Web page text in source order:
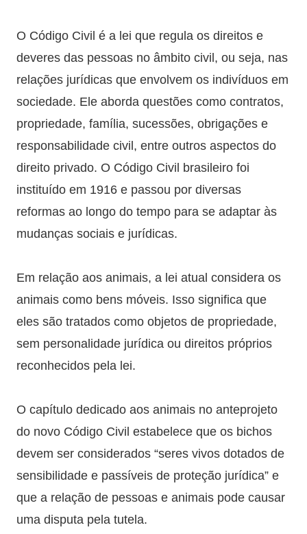
O Código Civil é a lei que regula os direitos e
deveres das pessoas no âmbito civil, ou seja, nas
relações jurídicas que envolvem os indivíduos em
sociedade. Ele aborda questões como contratos,
propriedade, família, sucessões, obrigações e
responsabilidade civil, entre outros aspectos do
direito privado. O Código Civil brasileiro foi
instituído em 1916 e passou por diversas
reformas ao longo do tempo para se adaptar às
mudanças sociais e jurídicas.
Em relação aos animais, a lei atual considera os
animais como bens móveis. Isso significa que
eles são tratados como objetos de propriedade,
sem personalidade jurídica ou direitos próprios
reconhecidos pela lei.
O capítulo dedicado aos animais no anteprojeto
do novo Código Civil estabelece que os bichos
devem ser considerados “seres vivos dotados de
sensibilidade e passíveis de proteção jurídica” e
que a relação de pessoas e animais pode causar
uma disputa pela tutela.